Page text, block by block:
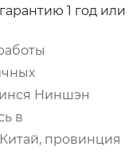
1 год или
Ниншэн
в
провинция